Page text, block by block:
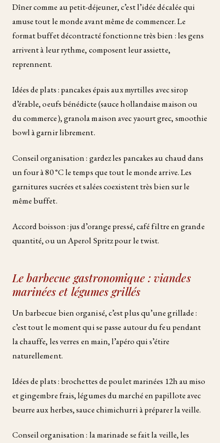
Dîner comme au petit-déjeuner, c’est l’idée décalée qui
amuse tout le monde avant même de commencer. Le
format buffet décontracté fonctionne très bien : les gens
arrivent à leur rythme, composent leur assiette,
reprennent.
Idées de plats : pancakes épais aux myrtilles avec sirop
d’érable, oeufs bénédicte (sauce hollandaise maison ou
du commerce), granola maison avec yaourt grec, smoothie
bowl à garnir librement.
Conseil organisation : gardez les pancakes au chaud dans
un four à 80 °C le temps que tout le monde arrive. Les
garnitures sucrées et salées coexistent très bien sur le
même buffet.
Accord boisson : jus d’orange pressé, café filtre en grande
quantité, ou un Aperol Spritz pour le twist.
Le barbecue gastronomique : viandes
marinées et légumes grillés
Un barbecue bien organisé, c’est plus qu’une grillade :
c’est tout le moment qui se passe autour du feu pendant
la chauffe, les verres en main, l’apéro qui s’étire
naturellement.
Idées de plats : brochettes de poulet marinées 12h au miso
et gingembre frais, légumes du marché en papillote avec
beurre aux herbes, sauce chimichurri à préparer la veille.
Conseil organisation : la marinade se fait la veille, les